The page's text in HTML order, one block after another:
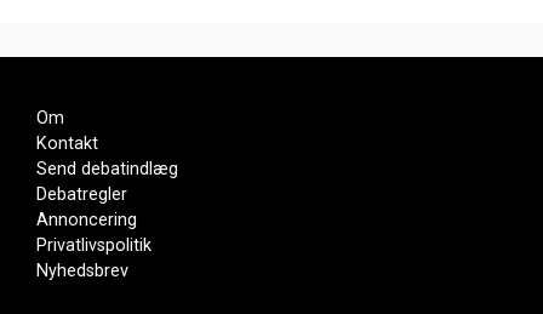
Om
Kontakt
Send debatindlæg
Debatregler
Annoncering
Privatlivspolitik
Nyhedsbrev